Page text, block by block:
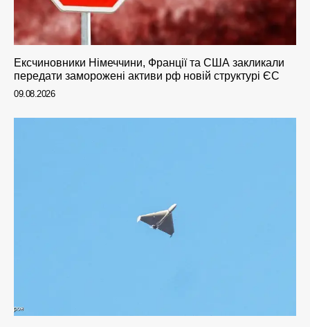
Ексчиновники Німеччини, Франції та США закликали
передати заморожені активи рф новій структурі ЄС
09.08.2026